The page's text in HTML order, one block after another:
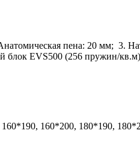
пена: 20 мм; 3.
EVS500 (256 пружин/
160*200, 180*190,